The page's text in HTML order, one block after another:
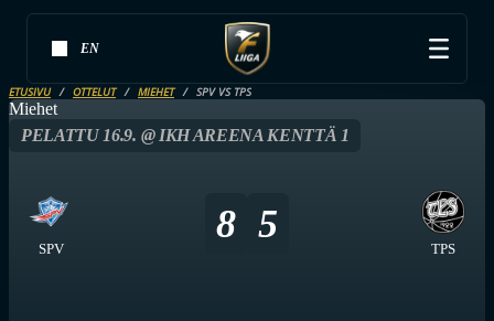
EN
ETUSIVU OTTELUT MIEHET SPV VS TPS
Miehet
PELATTU 16.9. @ IKH AREENA KENTTÄ 1
SPV
8 5
TPS